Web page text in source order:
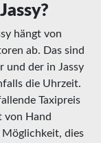
hängt von
ab. Das sind
und der in Jassy
die Uhrzeit.
Taxipreis
von Hand
Möglichkeit, dies